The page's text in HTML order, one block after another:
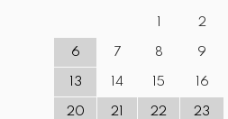
2
6 7 8 9
13 14 15 16
20 21 22 23